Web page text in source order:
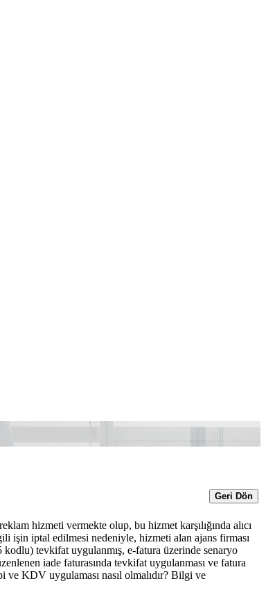
Geri Dön
hizmeti vermekte olup, bu hizmet karşılığında alıcı
işin iptal edilmesi nedeniyle, hizmeti alan ajans firması
kodlu) tevkifat uygulanmış, e-fatura üzerinde senaryo
iade faturasında tevkifat uygulanması ve fatura
KDV uygulaması nasıl olmalıdır? Bilgi ve